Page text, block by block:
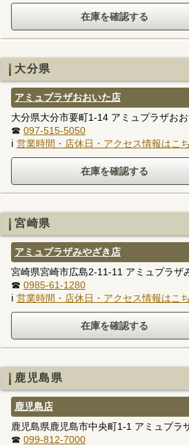
大分県
アミュプラザおおいた店
大分県大分市要町1-14 アミュプラザお
☎ 097-515-5050
ℹ 営業時間・店休日・アクセス情報はこ
宮崎県
アミュプラザみやざき店
宮崎県宮崎市広島2-11-11 アミュプラザ
☎ 0985-61-1280
ℹ 営業時間・店休日・アクセス情報はこ
鹿児島県
鹿児島店
鹿児島県鹿児島市中央町1-1 アミュプラ
☎ 099-812-7000